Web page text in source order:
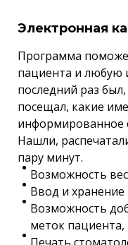
Электронная
Программа
пациента и любую
последний раз
посещал, какие
информированное
Нашли,
пару минут.
Возможность
Ввод и
Возможность
меток пациента,
Печать